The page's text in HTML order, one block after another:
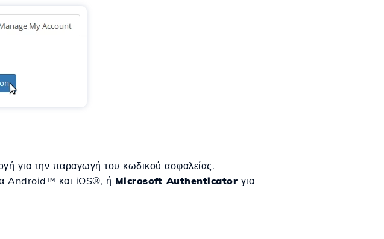
για την παραγωγή του κωδικού ασφαλείας.
Android™ και iOS®, ή Microsoft Authenticator για